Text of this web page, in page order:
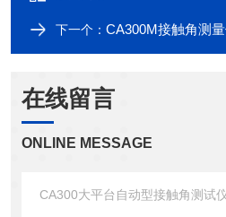
下一个： CA300M接触角测量仪
在线留言
ONLINE MESSAGE